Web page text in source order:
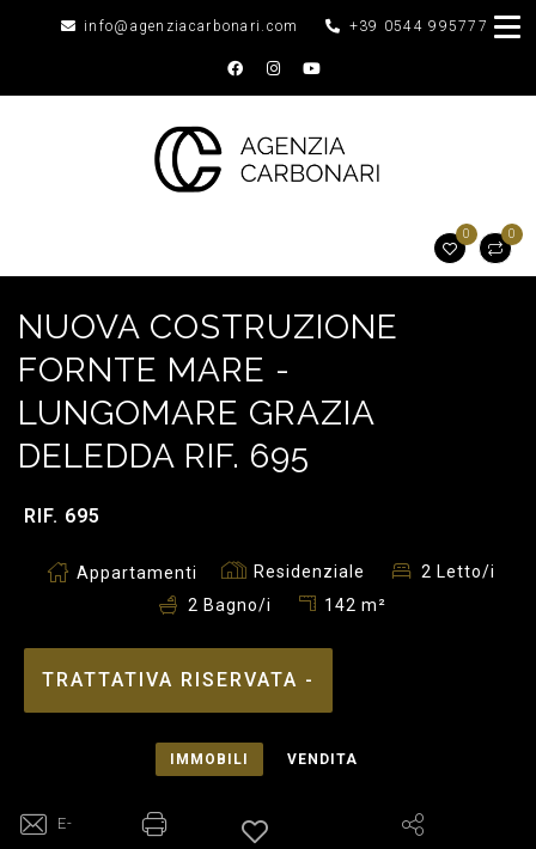
info@agenziacarbonari.com +39 0544 995777
0 0
NUOVA COSTRUZIONE
FORNTE MARE -
LUNGOMARE GRAZIA
DELEDDA RIF. 695
RIF. 695
Appartamenti Residenziale
2 Letto/i
2 Bagno/i
142 m²
TRATTATIVA RISERVATA -
IMMOBILI VENDITA
E-